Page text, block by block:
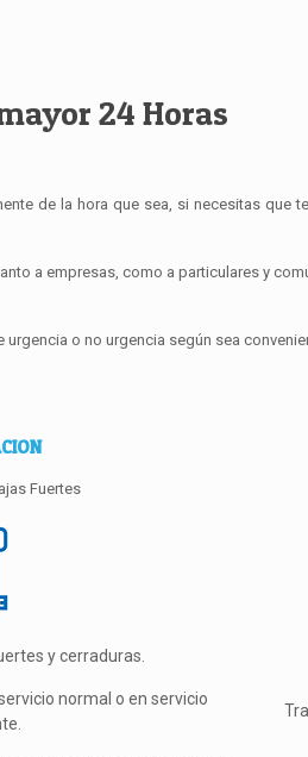
24 Horas
de la hora que sea, si necesitas que
a empresas, como a particulares y
o no urgencia según sea
Fuertes
y cerraduras.
normal o en servicio